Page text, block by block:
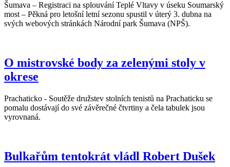
Šumava – Registraci na splouvání Teplé Vltavy v úseku Soumarský
most – Pěkná pro letošní letní sezonu spustil v úterý 3. dubna na
svých webových stránkách Národní park Šumava (NPŠ).
O mistrovské body za zelenými stoly v
okrese
Prachaticko - Soutěže družstev stolních tenistů na Prachaticku se
pomalu dostávají do své závěrečné čtvrtiny a čela tabulek jsou
vyrovnaná.
Bulkařům tentokrát vládl Robert Dušek